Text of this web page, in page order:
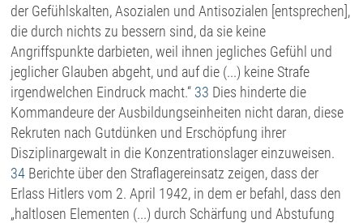
der Gefühlskalten, Asozialen und Antisozialen [entsprechen],
die durch nichts zu bessern sind, da sie keine
Angriffspunkte darbieten, weil ihnen jegliches Gefühl und
jeglicher Glauben abgeht, und auf die (...) keine Strafe
irgendwelchen Eindruck macht.“ 33 Dies hinderte die
Kommandeure der Ausbildungseinheiten nicht daran, diese
Rekruten nach Gutdünken und Erschöpfung ihrer
Disziplinargewalt in die Konzentrationslager einzuweisen.
34 Berichte über den Straflagereinsatz zeigen, dass der
Erlass Hitlers vom 2. April 1942, in dem er befahl, dass den
„haltlosen Elementen (...) durch Schärfung und Abstufung